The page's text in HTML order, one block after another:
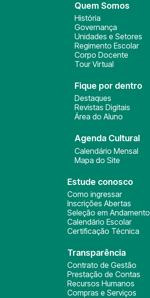
Quem Somos
História
Governança
Unidades e Setores
Regimento Escolar
Corpo Docente
Tour Virtual
Fique por dentro
Destaques
Revistas Digitais
Área do Aluno
Agenda Cultural
Calendário Mensal
Mapa do Site
Estude conosco
Como ingressar
Inscrições Abertas
Seleção em Andamento
Calendário Escolar
Certificação Técnica
Transparência
Contrato de Gestão
Prestação de Contas
Recursos Humanos
Compras e Serviços